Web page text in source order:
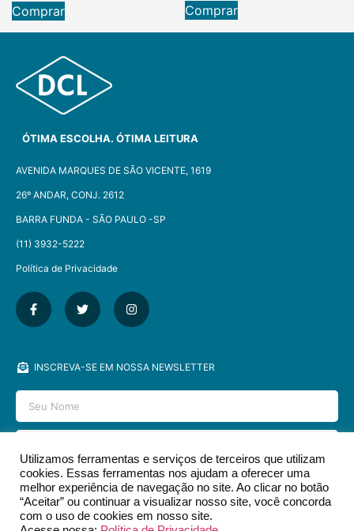
Comprar Comprar
ÓTIMA ESCOLHA. ÓTIMA LEITURA
AVENIDA MARQUES DE SÃO VICENTE, 1619
26º ANDAR, CONJ. 2612
BARRA FUNDA - SÃO PAULO -SP​
(11) 3932-5222
Política de Privacidade
INSCREVA-SE EM NOSSA NEWSLETTER
ENVIAR
Utilizamos ferramentas e serviços de terceiros que utilizam
cookies. Essas ferramentas nos ajudam a oferecer uma
melhor experiência de navegação no site. Ao clicar no botão
“Aceitar” ou continuar a visualizar nosso site, você concorda
com o uso de cookies em nosso site.